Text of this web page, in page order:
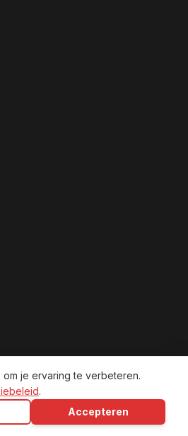
je ervaring te verbeteren.
.
Accepteren
VAT:BE0797.905.271
Privacybeleid